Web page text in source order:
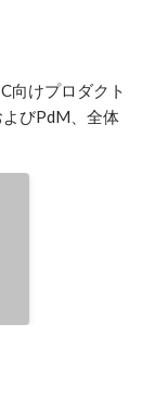
向けプロダクト
よびPdM、全体